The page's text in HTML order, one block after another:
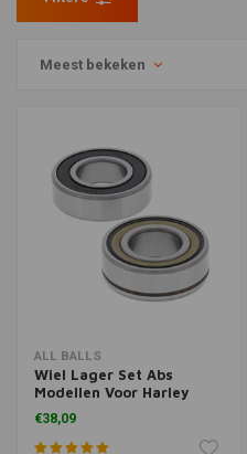
Meest bekeken
ALL BALLS
Wiel Lager Set Abs
Modellen Voor Harley
Davdson
€38,09